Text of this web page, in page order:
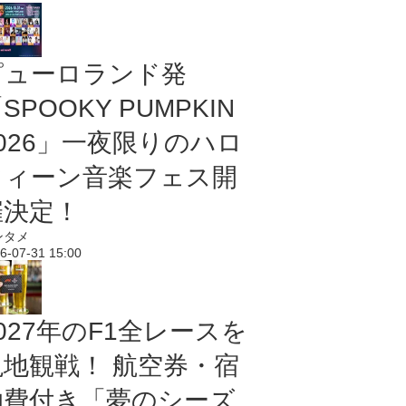
ーロランド発
PUMPKIN
」一夜限りのハロ
ーン音楽フェス開
定！
タメ
07-31 15:00
年のF1全レースを
観戦！ 航空券・宿
付き「夢のシーズ